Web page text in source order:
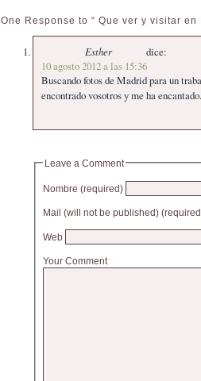
One Response to “ Que ver y visitar en
Esther
dice:
10 agosto 2012 a las 15:36
Buscando fotos de Madrid para un
encontrado vosotros y me ha
Leave a Comment
Nombre (required)
Mail (will not be published)
Web
Your Comment